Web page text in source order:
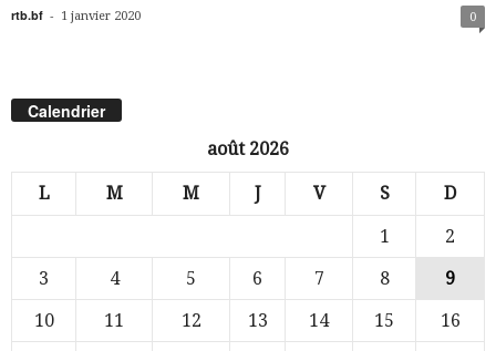
rtb.bf - 1 janvier 2020 0
Calendrier
août 2026
L M M J V S D
1
2
3
4 5 6 7 8
9
10
11 12 13 14 15
16